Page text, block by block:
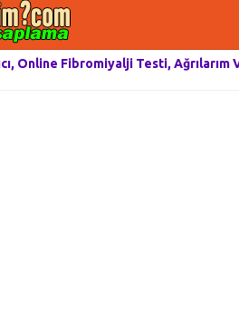
Online Fibromiyalji Testi,